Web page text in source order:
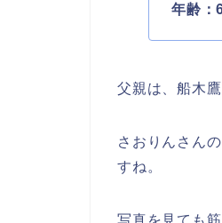
年齢：
父親は、船木
さおりんさん
すね。
写真を見ても